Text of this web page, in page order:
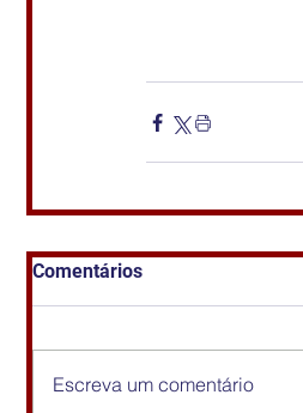
Comentários
Escreva um comentário